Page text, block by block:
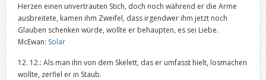
Herzen einen unvertrauten Stich, doch noch während er die Arme
ausbreitete, kamen ihm Zweifel, dass irgendwer ihm jetzt noch
Glauben schenken würde, wollte er behaupten, es sei Liebe.
McEwan: Solar
12. 12.: Als man ihn von dem Skelett, das er umfasst hielt, losmachen
wollte, zerfiel er in Staub.